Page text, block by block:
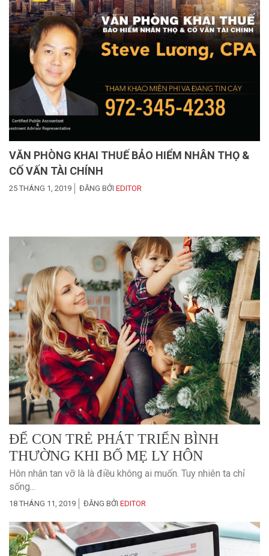
VĂN PHÒNG KHAI THUẾ BẢO HIỂM NHÂN THỌ &
CỐ VẤN TÀI CHÍNH
25 THÁNG 1, 2019 ĐĂNG BỞI EDITOR
ĐỂ CON TRẺ PHÁT TRIỂN BÌNH
THƯỜNG KHI BỐ MẸ LY HÔN
Hôn nhân tan vỡ là là điều không ai muốn. Tuy nhiên ta chỉ
sống...
18 THÁNG 11, 2019 ĐĂNG BỞI EDITOR